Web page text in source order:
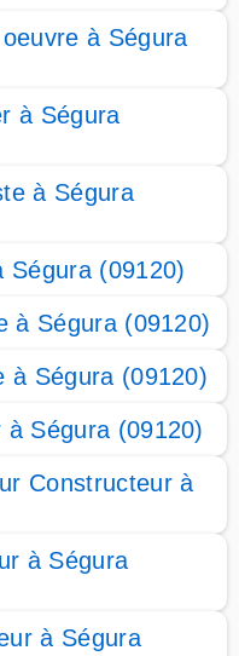
à Ségura
à Ségura
à Ségura
Ségura (09120)
à Ségura (09120)
à Ségura (09120)
Ségura (09120)
Constructeur à
à Ségura
à Ségura